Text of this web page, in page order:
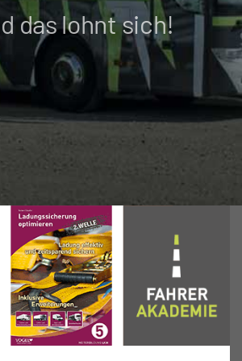
das lohnt sich!